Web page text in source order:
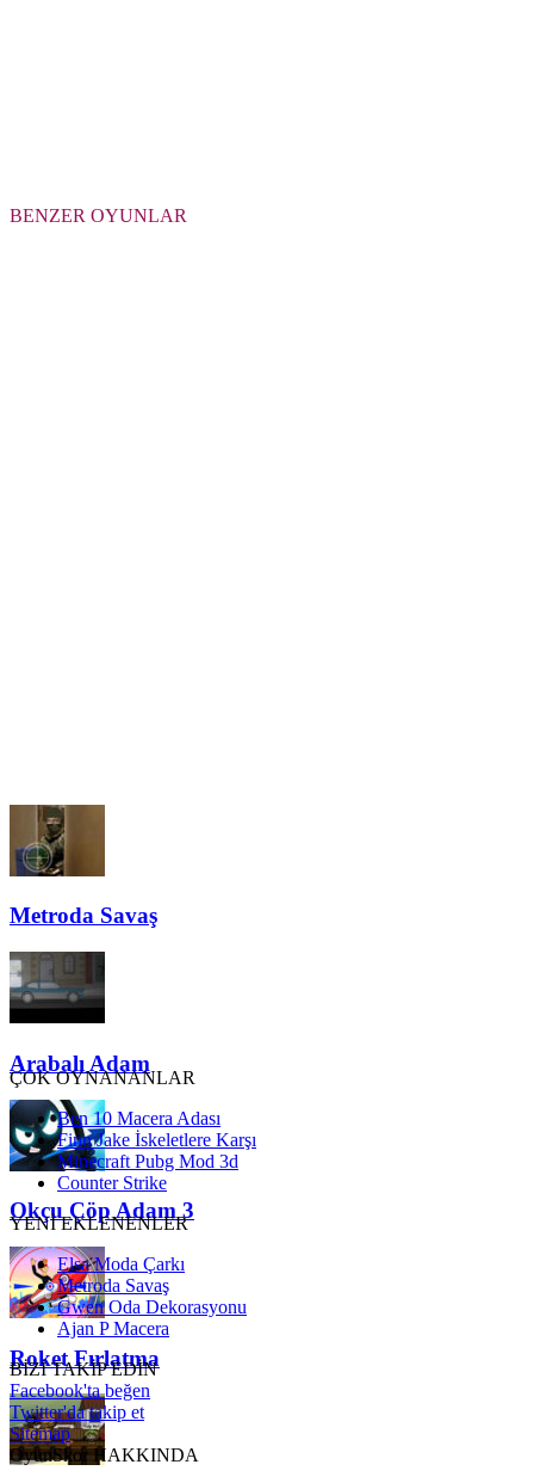
BENZER OYUNLAR
Metroda Savaş
Arabalı Adam
Okçu Çöp Adam 3
Roket Fırlatma
ÇOK OYNANANLAR
Ben 10 Macera Adası
Finn Jake İskeletlere Karşı
Minecraft Pubg Mod 3d
Counter Strike
YENİ EKLENENLER
Elsa Moda Çarkı
Metroda Savaş
Gwen Oda Dekorasyonu
Ajan P Macera
BİZİ TAKİP EDİN
Facebook'ta beğen
Twitter'da takip et
Sitemap
OyunSkor HAKKINDA